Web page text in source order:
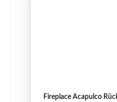
Fireplace Acapulco